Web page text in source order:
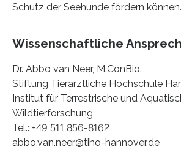
Schutz der Seehunde fördern können.
Wissenschaftliche
Dr. Abbo van Neer, M.ConBio.
Stiftung Tierärztliche Hochschule
Institut für Terrestrische und
Wildtierforschung
Tel.: +49 511 856-8162
abbo.van.neer@tiho-hannover.de